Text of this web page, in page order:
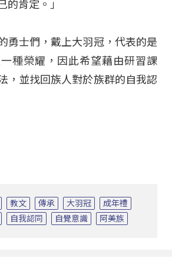
的肯定。」
勇士們，戴上大羽冠，代表的是
種榮耀，因此希望藉由研習課
，並找回族人對於族群的自我認
教文 傳承 大羽冠
成年禮
自我認同 自覺意識 阿美族